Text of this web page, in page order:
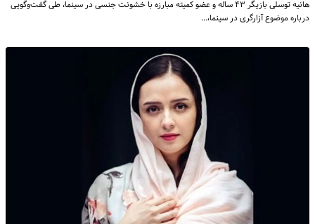
هانیه توسلی بازیگر ۴۳ ساله و عضو کمیته مبارزه با خشونت جنسی در سینما، طی گفت‌وگویی
درباره موضوع آزارگری در سینما،…